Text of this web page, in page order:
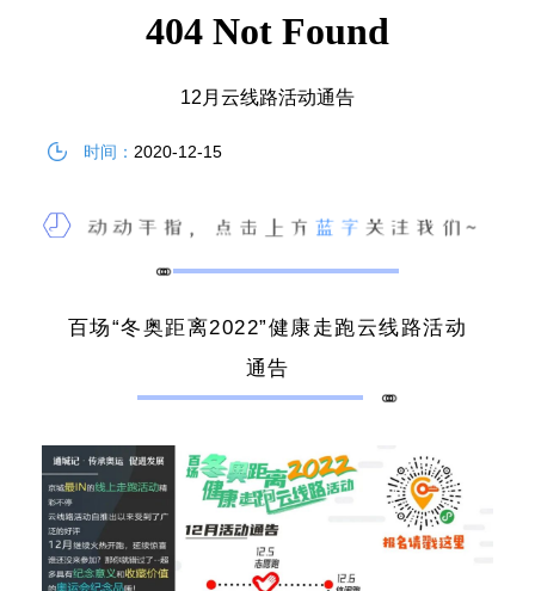
12月云线路活动通告
时间： 2020-12-15
百场“冬奥距离2022”健康走跑云线路活动
通告